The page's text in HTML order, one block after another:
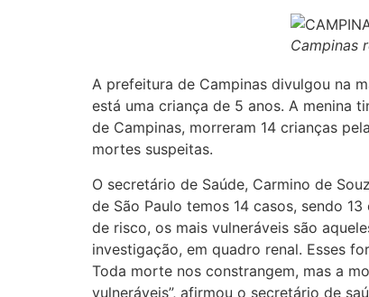
Campinas
A prefeitura de Campinas divulgou na
está uma criança de 5 anos. A menina
de Campinas, morreram 14 crianças
mortes suspeitas.
O secretário de Saúde, Carmino de
de São Paulo temos 14 casos, sendo
de risco, os mais vulneráveis são
investigação, em quadro renal. Esses
Toda morte nos constrangem, mas a
vulneráveis”, afirmou o secretário de